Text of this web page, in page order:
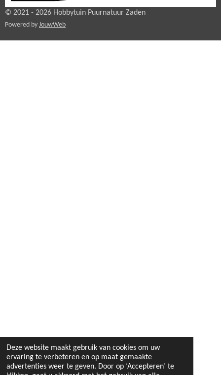
Deze website maakt gebruik van cookies om uw
ervaring te verbeteren en op maat gemaakte
advertenties weer te geven. Door op ‘Accepteren’ te
© 2021 - 2026 Hobbytuin Puurnatuur Zaden
Powered by JouwWeb